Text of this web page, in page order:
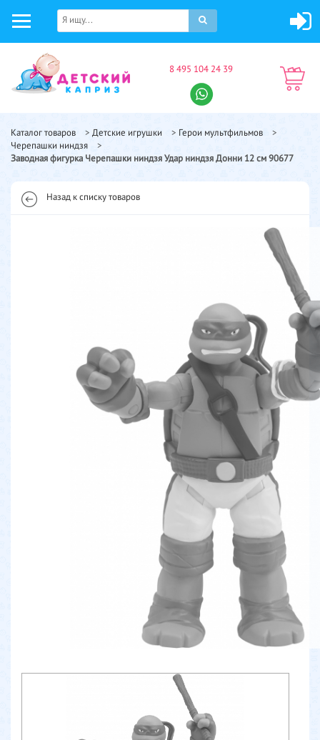
8 495 104 24 39
Каталог товаров > Детские игрушки > Герои мультфильмов
>
Черепашки ниндзя
>
Заводная фигурка Черепашки ниндзя Удар ниндзя Донни 12 см 90677
Назад к списку товаров